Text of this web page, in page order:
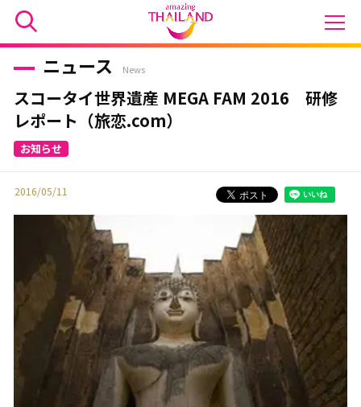
ニュース News
スコータイ世界遺産 MEGA FAM 2016 研修
レポート（旅恋.com）
2016/05/11